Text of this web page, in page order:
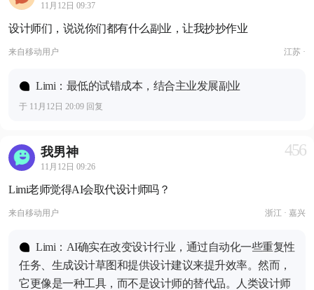
11月12日 09:37
设计师们，说说你们都有什么副业，让我抄抄作业
来自移动用户 江苏 ·
Limi：最低的试错成本，结合主业发展副业
于 11月12日 20:09 回复
我男神
11月12日 09:26
456
Limi老师觉得AI会取代设计师吗？
来自移动用户 浙江 · 嘉兴
Limi：AI确实在改变设计行业，通过自动化一些重复性
任务、生成设计草图和提供设计建议来提升效率。然而，
它更像是一种工具，而不是设计师的替代品。人类设计师